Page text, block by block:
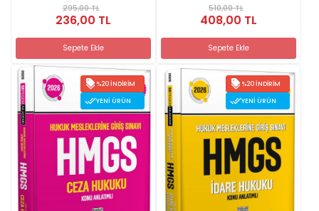
295,00 TL
236,00 TL
Sepete Ekle
510,00 TL
408,00 TL
Sepete Ekle
%20 İNDIRIM
YENI ÜRÜN
%20 İNDIRIM
YENI ÜRÜN